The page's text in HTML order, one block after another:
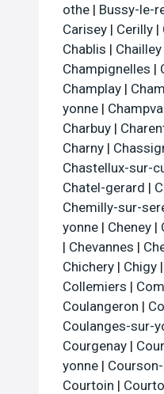
othe | Bussy-le-
Carisey | Cerilly |
Chablis | Chailley
Champignelles |
Champlay |
yonne |
Charbuy |
Charny |
Chastellux-sur-
Chatel-gerard |
Chemilly-sur-
yonne | Cheney |
| Chevannes |
Chichery | Chigy |
Collemiers |
Coulangeron |
Coulanges-sur-
Courgenay |
yonne |
Courtoin |